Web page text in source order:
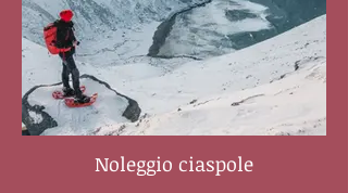
Noleggio ciaspole